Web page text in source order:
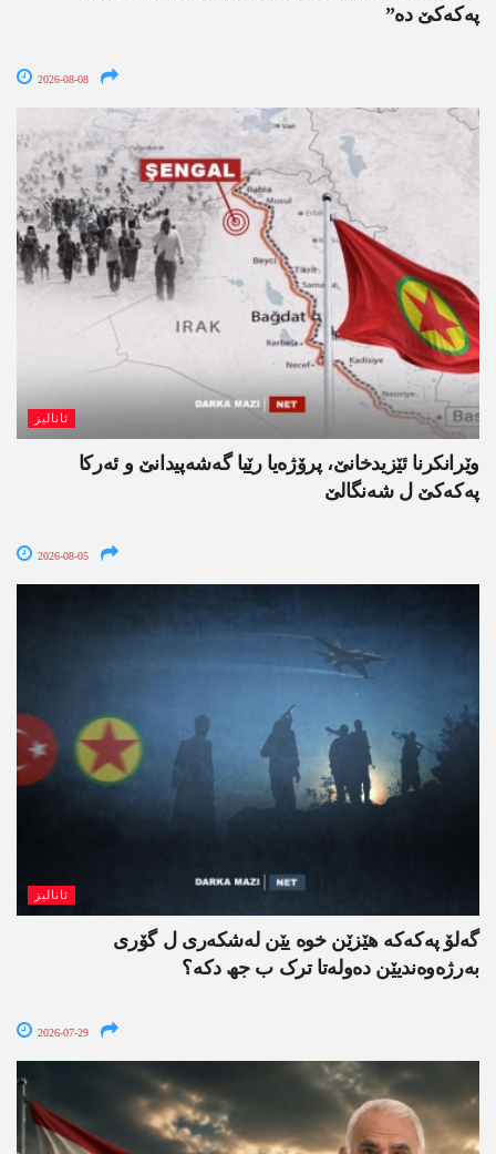
پەکەکێ دە”
2026-08-08
ئانالیز
وێرانکرنا ئێزیدخانێ، پرۆژەیا رێیا گەشەپیدانێ و ئەرکا
پەکەکێ ل شەنگالێ
2026-08-05
ئانالیز
گەلۆ پەکەکە ھێزێن خوە یێن لەشکەری ل گۆری
بەرژەوەندیێن دەولەتا ترک ب جھ دکە؟
2026-07-29